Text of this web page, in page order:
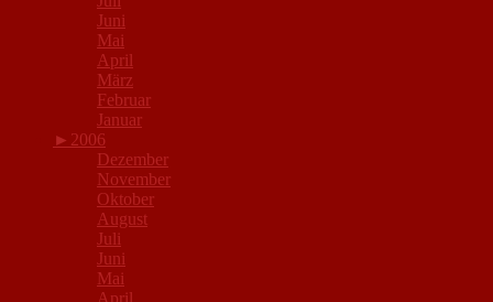
Juni
Mai
April
März
Februar
Januar
► 2006
Dezember
November
Oktober
August
Juli
Juni
Mai